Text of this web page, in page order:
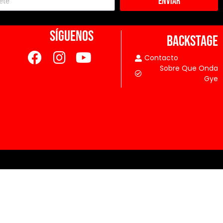
SÍGUENOS BACKSTAGE
Contacto
Sobre Que Onda
Gye